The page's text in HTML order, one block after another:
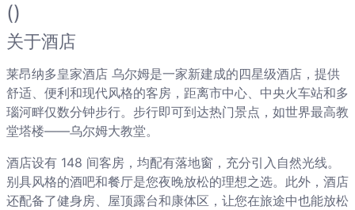
()
关于酒店
莱昂纳多皇家酒店 乌尔姆是一家新建成的四星级酒店，提供
舒适、便利和现代风格的客房，距离市中心、中央火车站和多
瑙河畔仅数分钟步行。步行即可到达热门景点，如世界最高教
堂塔楼——乌尔姆大教堂。
酒店设有 148 间客房，均配有落地窗，充分引入自然光线。
别具风格的酒吧和餐厅是您夜晚放松的理想之选。此外，酒店
还配备了健身房、屋顶露台和康体区，让您在旅途中也能放松